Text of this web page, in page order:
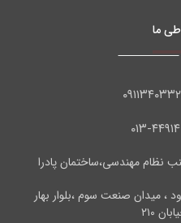
ما
۴۴۹۱۴-۰۱۳
نظام مهندسی،ساختمان پادرا
میدان صنعت سوم ،بلوار بهار
۲۱۰